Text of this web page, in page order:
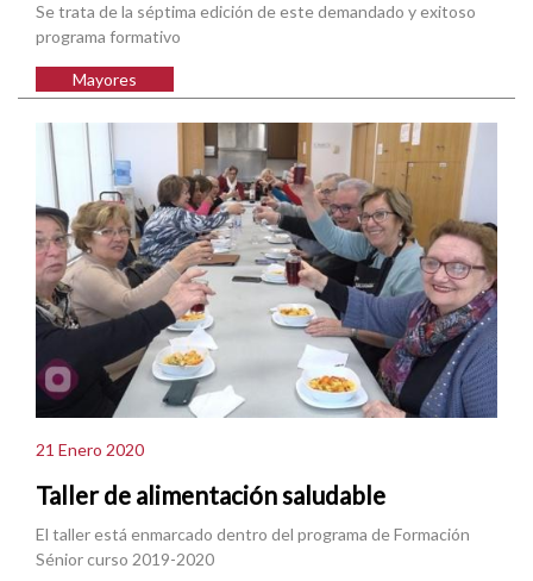
Se trata de la séptima edición de este demandado y exitoso
programa formativo
Mayores
21 Enero 2020
Taller de alimentación saludable
El taller está enmarcado dentro del programa de Formación
Sénior curso 2019-2020